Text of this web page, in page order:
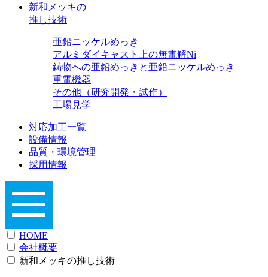
新和メッキの
推し技術
亜鉛ニッケルめっき
アルミダイキャスト上の無電解Ni
鋳物への亜鉛めっきと亜鉛ニッケルめっき
重電機器
その他（研究開発・試作）
工場見学
対応加工一覧
設備情報
品質・環境管理
採用情報
HOME
会社概要
新和メッキの推し技術